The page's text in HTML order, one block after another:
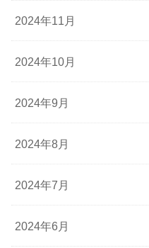
2024年11月
2024年10月
2024年9月
2024年8月
2024年7月
2024年6月